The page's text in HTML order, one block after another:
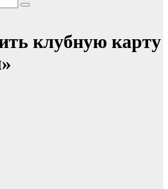
клубную карту